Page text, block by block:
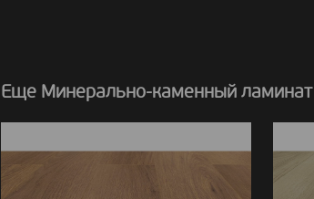
Еще Минерально-каменный